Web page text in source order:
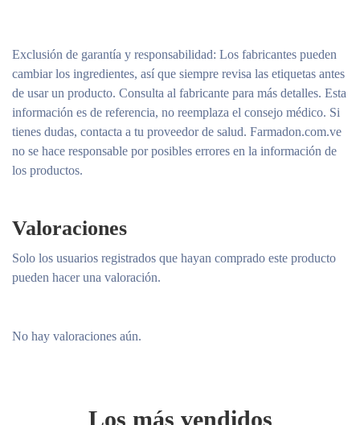
consumo de alimentos con alto nivel de grasa.
La semivida de eliminación de semaglutida (aproximadamente
1 semana) permite administrarla por vía subcutánea (s.c.) una vez
a la semana.
Exclusión de garantía y responsabilidad: Los fabricantes pueden
cambiar los ingredientes, así que siempre revisa las etiquetas antes
de usar un producto. Consulta al fabricante para más detalles. Esta
información es de referencia, no reemplaza el consejo médico. Si
tienes dudas, contacta a tu proveedor de salud. Farmadon.com.ve
no se hace responsable por posibles errores en la información de
los productos.
Valoraciones
No hay valoraciones aún.
Solo los usuarios registrados que hayan comprado este producto
pueden hacer una valoración.
Los más vendidos